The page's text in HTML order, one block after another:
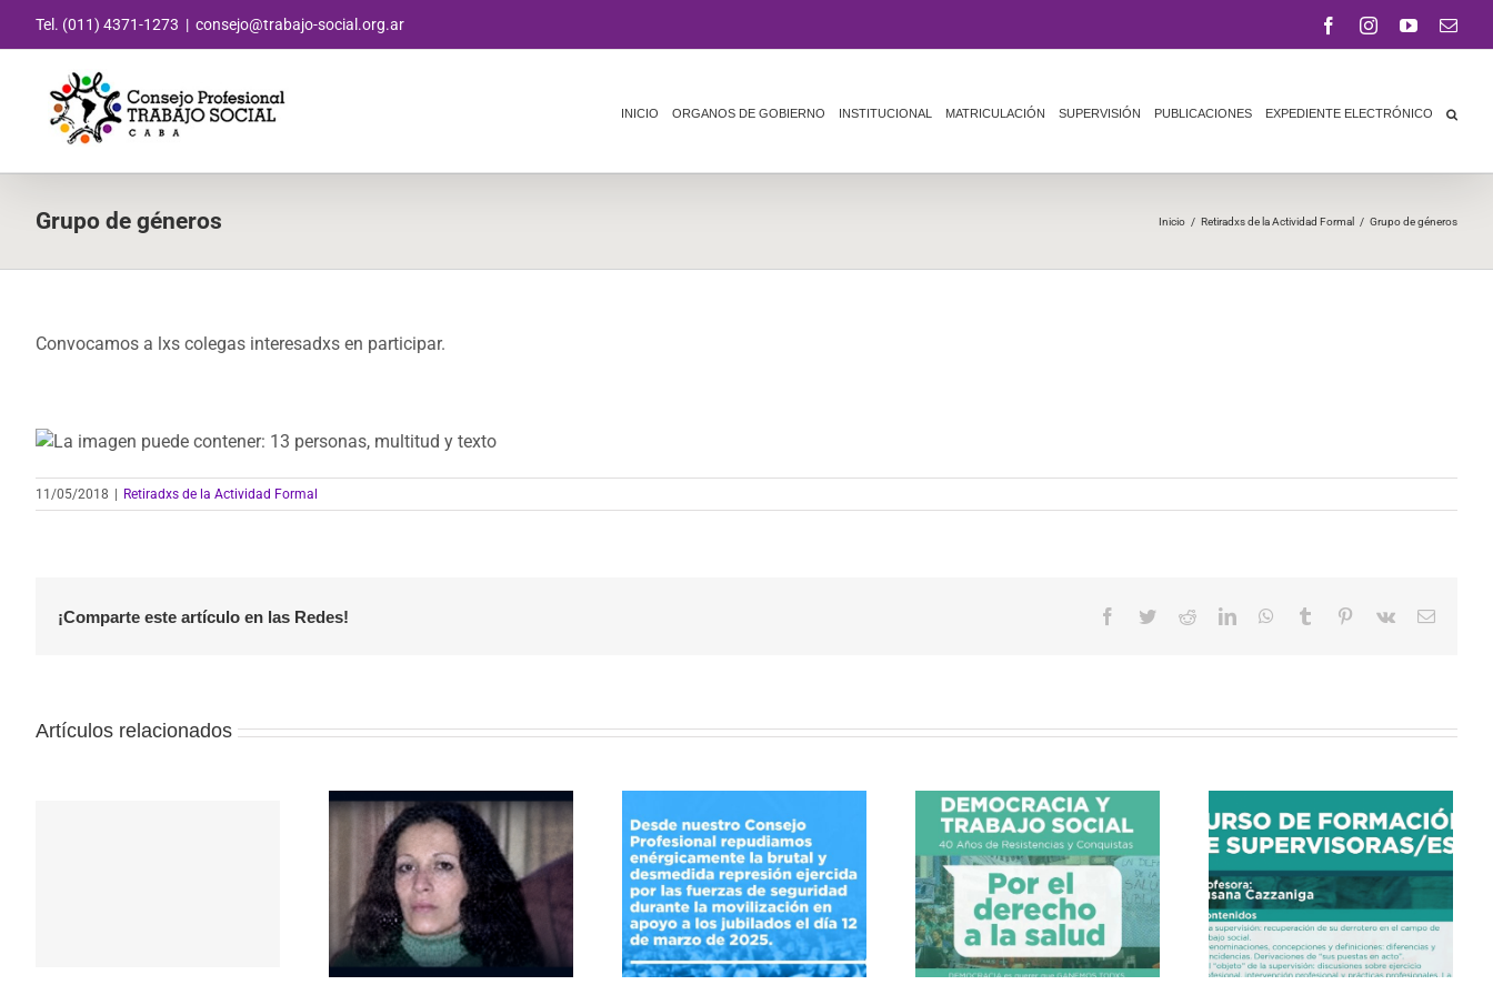
Tel. (011) 4371-1273 | consejo@trabajo-social.org.ar FacebookInstagramYouTube
INICIO ORGANOS DE GOBIERNO INSTITUCIONAL MATRICULACIÓN SUPERVISIÓN PUBLICACIONES EXPEDIENTE ELECTRÓNICO
Grupo de géneros Inicio / Retiradxs de la Actividad Formal / Grupo de géneros
Convocamos a lxs colegas interesadxs en participar.
11/05/2018 Retiradxs de la Actividad Formal
¡Comparte este artículo en las Redes! Facebook
TwitterRedditLinkedInWhatsApp
Tumblr Pinterest
Vk
Correo
Artículos relacionados
Repudio a la represión
40 Años de Resistencias
y Conquistas por el
derecho a la salud
CURSO DE FORMACIÓN
DE SUPERVISORAS